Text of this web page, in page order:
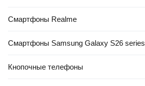
Смартфоны Realme
Смартфоны Samsung Galaxy S26 series
Кнопочные телефоны